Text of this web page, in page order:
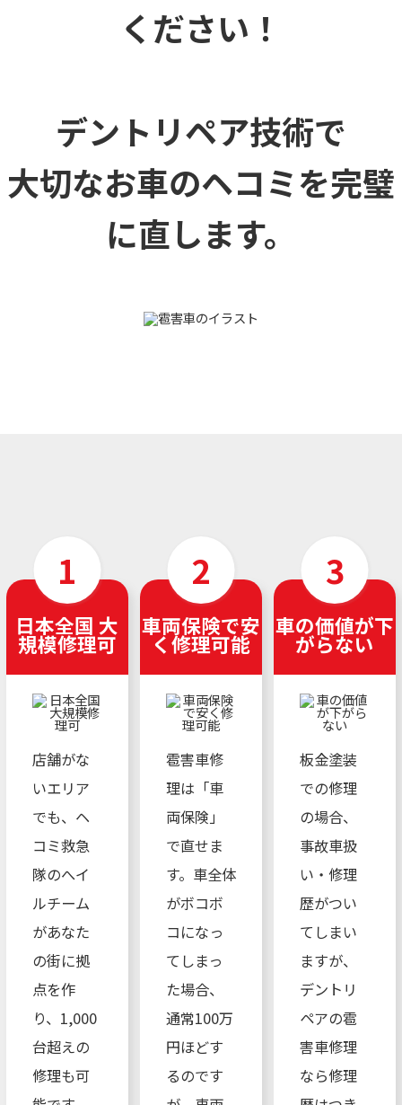
ください！
デントリペア技術で
大切なお車のヘコミを完璧
に直します。
日本全国 大
規模修理可
店舗がな
いエリア
でも、ヘ
コミ救急
隊のへイ
ルチーム
があなた
の街に拠
点を作
り、1,000
台超えの
修理も可
車両保険で安
く修理可能
雹害車修
理は「車
両保険」
で直せま
す。車全体
がボコボ
コになっ
てしまっ
た場合、
通常100万
円ほどす
るのです
車の価値が下
がらない
板金塗装
での修理
の場合、
事故車扱
い・修理
歴がつい
てしまい
ますが、
デントリ
ペアの雹
害車修理
なら修理